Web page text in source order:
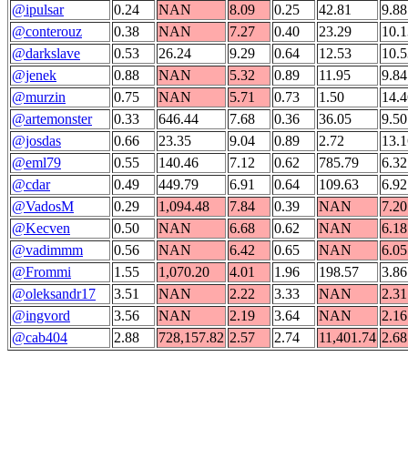
@ipulsar
0.24 NAN 8.09 0.25 42.81
9.88
@conterouz
0.38 NAN 7.27 0.40 23.29
@darkslave
0.53 26.24 9.29 0.64 12.53
@jenek
0.88 NAN 5.32 0.89 11.95
9.84
@murzin
0.75 NAN 5.71 0.73 1.50
@artemonster
0.33 646.44 7.68 0.36 36.05
9.50
@josdas
0.66 23.35 9.04 0.89 2.72
@eml79
0.55 140.46 7.12 0.62 785.79
6.32
@cdar
0.49 449.79 6.91 0.64 109.63
6.92
@VadosM
0.29 1,094.48 7.84 0.39 NAN
7.20
@Kecven
0.50 NAN 6.68 0.62 NAN
6.18
@vadimmm
0.56 NAN 6.42 0.65 NAN
6.05
@Frommi
1.55 1,070.20 4.01 1.96 198.57
3.86
@oleksandr17
3.51 NAN 2.22 3.33 NAN
2.31
@ingvord
3.56 NAN 2.19 3.64 NAN
2.16
@cab404
2.88 728,157.82 2.57 2.74 11,401.74 2.68